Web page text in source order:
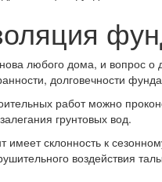
любого дома, и вопрос о
долговечности
работ можно
грунтовых вод.
имеет склонность к
воздействия